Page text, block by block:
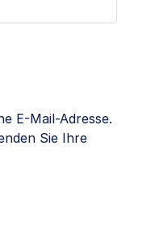
E-Mail-Adresse.
Sie Ihre